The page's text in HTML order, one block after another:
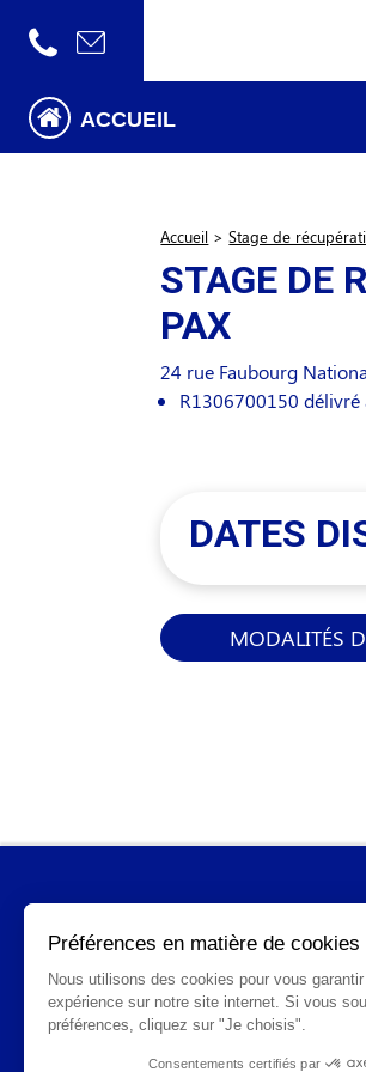
ACCUEIL
Accueil > Stage de
STAGE DE
PAX
24 rue Faubourg
R1306700150 délivré
DATES
MODALITÉS
FAQ
CGV